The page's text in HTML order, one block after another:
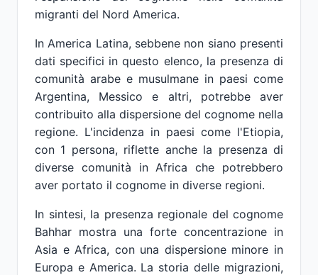
migranti del Nord America.
In America Latina, sebbene non siano presenti
dati specifici in questo elenco, la presenza di
comunità arabe e musulmane in paesi come
Argentina, Messico e altri, potrebbe aver
contribuito alla dispersione del cognome nella
regione. L'incidenza in paesi come l'Etiopia,
con 1 persona, riflette anche la presenza di
diverse comunità in Africa che potrebbero
aver portato il cognome in diverse regioni.
In sintesi, la presenza regionale del cognome
Bahhar mostra una forte concentrazione in
Asia e Africa, con una dispersione minore in
Europa e America. La storia delle migrazioni,